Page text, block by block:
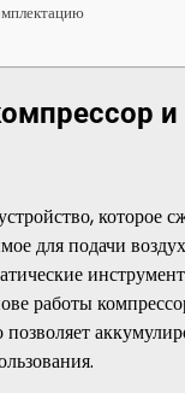
которое
для подачи
работы
позволяет